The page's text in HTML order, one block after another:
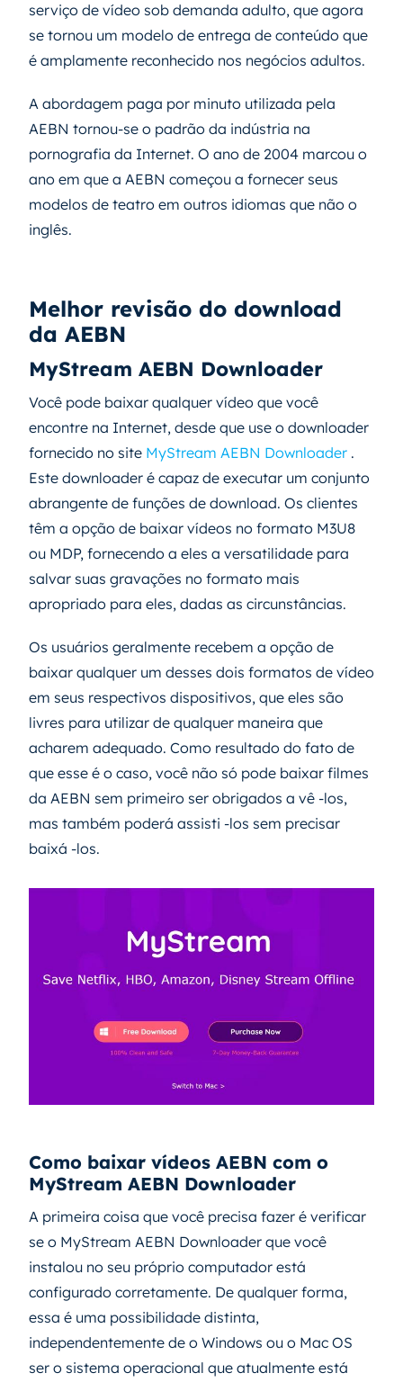
serviço de vídeo sob demanda adulto, que agora
se tornou um modelo de entrega de conteúdo que
é amplamente reconhecido nos negócios adultos.
A abordagem paga por minuto utilizada pela
AEBN tornou-se o padrão da indústria na
pornografia da Internet. O ano de 2004 marcou o
ano em que a AEBN começou a fornecer seus
modelos de teatro em outros idiomas que não o
inglês.
Melhor revisão do download
da AEBN
MyStream AEBN Downloader
Você pode baixar qualquer vídeo que você
encontre na Internet, desde que use o downloader
fornecido no site MyStream AEBN Downloader .
Este downloader é capaz de executar um conjunto
abrangente de funções de download. Os clientes
têm a opção de baixar vídeos no formato M3U8
ou MDP, fornecendo a eles a versatilidade para
salvar suas gravações no formato mais
apropriado para eles, dadas as circunstâncias.
Os usuários geralmente recebem a opção de
baixar qualquer um desses dois formatos de vídeo
em seus respectivos dispositivos, que eles são
livres para utilizar de qualquer maneira que
acharem adequado. Como resultado do fato de
que esse é o caso, você não só pode baixar filmes
da AEBN sem primeiro ser obrigados a vê -los,
mas também poderá assisti -los sem precisar
baixá -los.
Como baixar vídeos AEBN com o
MyStream AEBN Downloader
A primeira coisa que você precisa fazer é verificar
se o MyStream AEBN Downloader que você
instalou no seu próprio computador está
configurado corretamente. De qualquer forma,
essa é uma possibilidade distinta,
independentemente de o Windows ou o Mac OS
ser o sistema operacional que atualmente está